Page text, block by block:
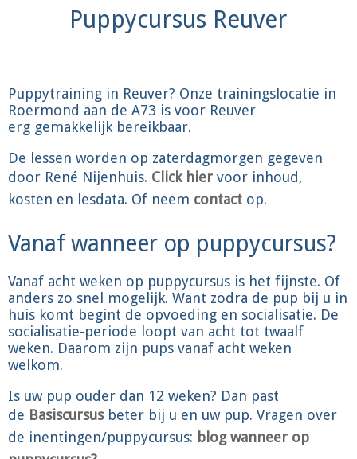
Puppycursus Reuver
Puppytraining in Reuver? Onze trainingslocatie in
Roermond aan de A73 is voor Reuver
erg gemakkelijk bereikbaar.
De lessen worden op zaterdagmorgen gegeven
door René Nijenhuis. Click hier voor inhoud,
kosten en lesdata. Of neem contact op.
Vanaf wanneer op puppycursus?
Vanaf acht weken op puppycursus is het fijnste. Of
anders zo snel mogelijk. Want zodra de pup bij u in
huis komt begint de opvoeding en socialisatie. De
socialisatie-periode loopt van acht tot twaalf
weken. Daarom zijn pups vanaf acht weken
welkom.
Is uw pup ouder dan 12 weken? Dan past
de Basiscursusbeter bij u en uw pup. Vragen over
de inentingen/puppycursus: blog wanneer op